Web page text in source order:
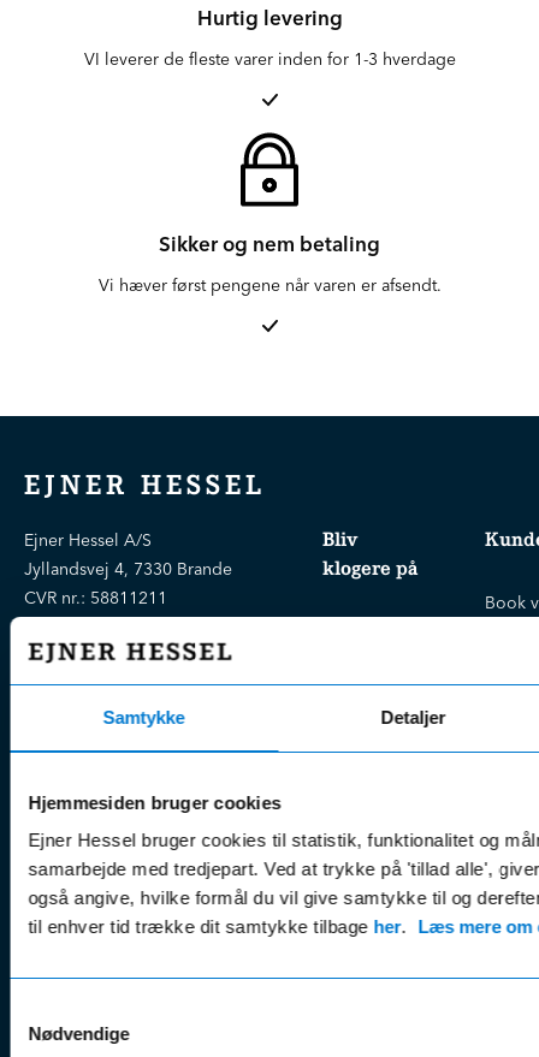
Samtykke Detaljer
Hjemmesiden bruger cookies
Ejner Hessel bruger cookies til statistik, funktionalitet og
samarbejde med tredjepart. Ved at trykke på 'tillad alle',
også angive, hvilke formål du vil give samtykke til og
til enhver tid trække dit samtykke tilbage her. Læs mere om
Nødvendige
Hurtig levering
VI leverer de fleste varer inden for 1-3 hverdage
Sikker og nem betaling
Vi hæver først pengene når varen er afsendt.
EJNER HESSEL
Ejner Hessel A/S
Jyllandsvej 4, 7330 Brande
CVR nr.: 58811211
E-mail:info@hessel.dk
Åbningstider
Man - Fre:
07.30 - 17.30
Sikker betaling
Bliv
klogere på
serviceaftaler
Kampagner
& nyheder
Leasing &
finansiering
Book